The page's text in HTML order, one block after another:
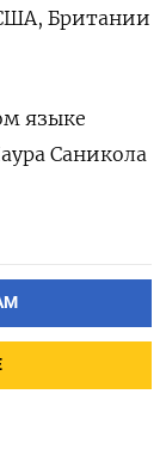
Британии
языке
Саникола